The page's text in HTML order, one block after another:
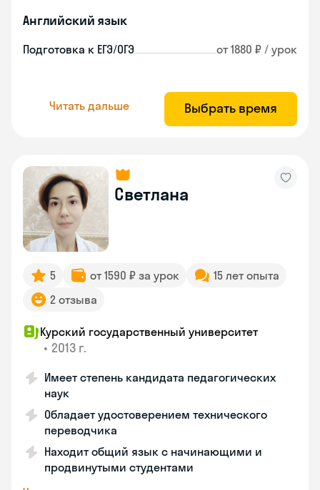
Английский язык
Подготовка к ЕГЭ/ОГЭ от 1880 ₽ / урок
Читать дальше Выбрать время
Светлана
5 от 1590 ₽ за урок
15 лет опыта
2 отзыва
Курский государственный университет
• 2013 г.
Имеет степень кандидата педагогических
наук
Обладает удостоверением технического
переводчика
Находит общий язык с начинающими и
продвинутыми студентами